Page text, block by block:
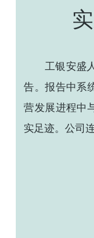
工银安盛
告。报告中系
营发展进程中
实足迹。公司